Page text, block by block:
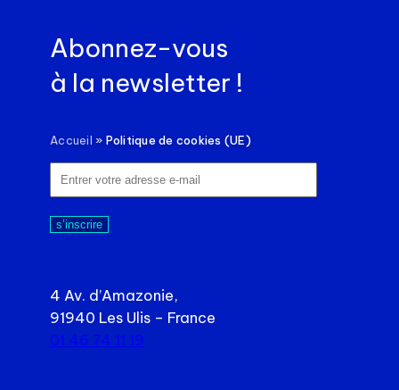
Abonnez-vous
à la newsletter !
Accueil » Politique de cookies (UE)
s’inscrire
4 Av. d’Amazonie,
91940 Les Ulis – France
01 46 74 11 19